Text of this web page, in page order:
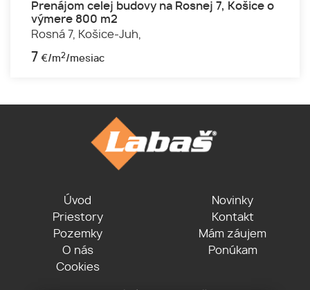
Prenájom celej budovy na Rosnej 7, Košice o
výmere 800 m2
Rosná 7, Košice-Juh,
7 €/m2/mesiac
Úvod
Priestory
Pozemky
O nás
Cookies
Novinky
Kontakt
Mám záujem
Ponúkam